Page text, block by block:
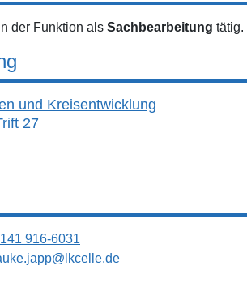
der Funktion als Sachbearbeitung tätig.
und Kreisentwicklung
27
916-6031